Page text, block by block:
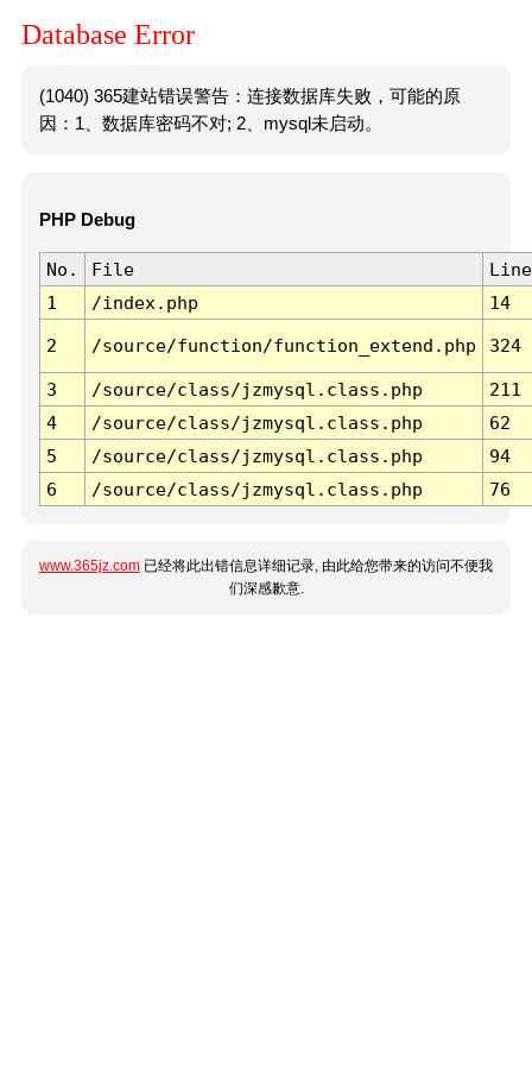
Database Error
(1040) 365建站错误警告：连接数据库失败，可能的原
因：1、数据库密码不对; 2、mysql未启动。
PHP Debug
No. File
Line
1
/index.php 14
2 /source/function/function_extend.php 324
3 /source/class/jzmysql.class.php
211
4
/source/class/jzmysql.class.php
62
5
/source/class/jzmysql.class.php
94
6
/source/class/jzmysql.class.php 76
www.365jz.com 已经将此出错信息详细记录, 由此给您带来的访问不便我
们深感歉意.